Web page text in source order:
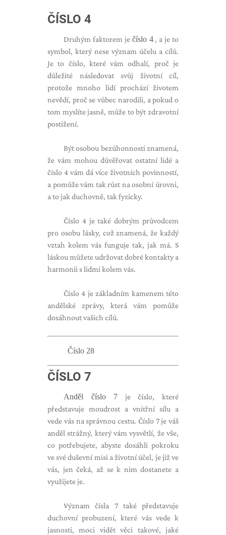
ČÍSLO 4
Druhým faktorem je číslo 4, a je to
symbol, který nese význam účelu a cílů.
Je to číslo, které vám odhalí, proč je
důležité následovat svůj životní cíl,
protože mnoho lidí prochází životem
nevědí, proč se vůbec narodili, a pokud o
tom myslíte jasně, může to být zdravotní
postižení.
Být osobou bezúhonnosti znamená,
že vám mohou důvěřovat ostatní lidé a
číslo 4 vám dá více životních povinností,
a pomůže vám tak růst na osobní úrovni,
a to jak duchovně, tak fyzicky.
Číslo 4 je také dobrým průvodcem
pro osobu lásky, což znamená, že každý
vztah kolem vás funguje tak, jak má. S
láskou můžete udržovat dobré kontakty a
harmonii s lidmi kolem vás.
Číslo 4 je základním kamenem této
andělské zprávy, která vám pomůže
dosáhnout vašich cílů.
Číslo 28
ČÍSLO 7
Anděl číslo 7 je číslo, které
představuje moudrost a vnitřní sílu a
vede vás na správnou cestu. Číslo 7 je váš
anděl strážný, který vám vysvětlí, že vše,
co potřebujete, abyste dosáhli pokroku
ve své duševní misi a životní účel, je již ve
vás, jen čeká, až se k nim dostanete a
využijete je.
Význam čísla 7 také představuje
duchovní probuzení, které vás vede k
jasnosti, moci vidět věci takové, jaké